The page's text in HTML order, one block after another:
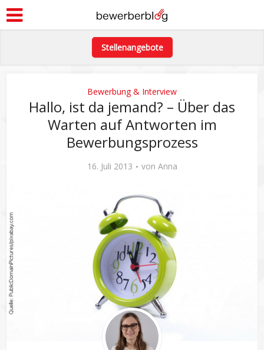
Stellenangebote
Bewerbung & Interview
Hallo, ist da jemand? – Über das
Warten auf Antworten im
Bewerbungsprozess
16. Juli 2013 von Anna